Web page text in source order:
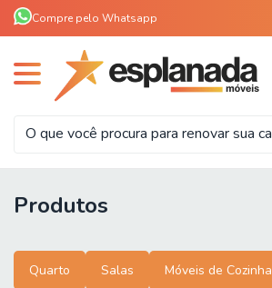
Compre pelo Whatsapp
Produtos
Quarto Salas Móveis de Cozinha